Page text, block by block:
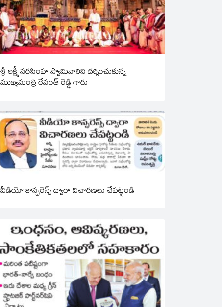
శ్రీ లక్ష్మీ నరసింహ స్వామివారిని దర్శించుకున్న
ముఖ్యమంత్రి రేవంత్ రెడ్డి గారు
వీడియో కాన్ఫరెన్స్ ద్వారా విచారణలు చేపట్టండి